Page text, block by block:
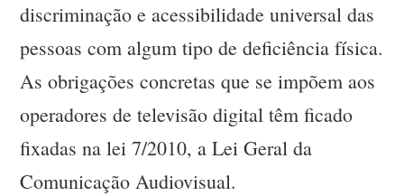
discriminação e acessibilidade universal das
pessoas com algum tipo de deficiência física.
As obrigações concretas que se impõem aos
operadores de televisão digital têm ficado
fixadas na lei 7/2010, a Lei Geral da
Comunicação Audiovisual.